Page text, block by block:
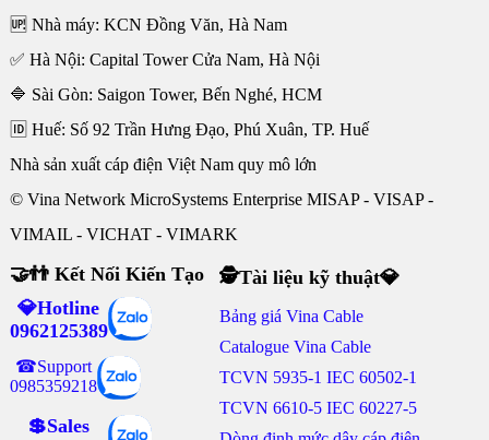
🆙 Nhà máy: KCN Đồng Văn, Hà Nam
✅ Hà Nội: Capital Tower Cửa Nam, Hà Nội
🔷 Sài Gòn: Saigon Tower, Bến Nghé, HCM
🆔 Huế: Số 92 Trần Hưng Đạo, Phú Xuân, TP. Huế
Nhà sản xuất cáp điện Việt Nam quy mô lớn
© Vina Network MicroSystems Enterprise MISAP - VISAP -
VIMAIL - VICHAT - VIMARK
🤝👬 Kết Nối Kiến Tạo
💎Hotline
0962125389
☎Support
0985359218
💲Sales
🕵Tài liệu kỹ thuật💎
Bảng giá Vina Cable
Catalogue Vina Cable
TCVN 5935-1 IEC 60502-1
TCVN 6610-5 IEC 60227-5